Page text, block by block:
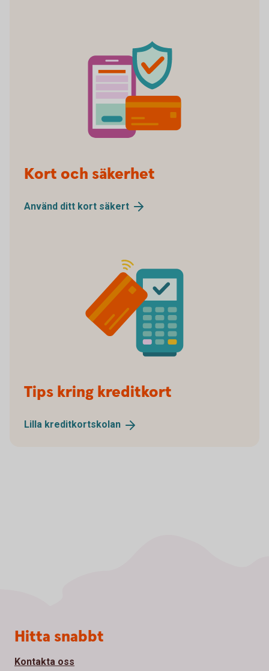
Kort och säkerhet
Använd ditt kort säkert
Tips kring kreditkort
Lilla kreditkortskolan
Sidfot
Hitta snabbt
Kontakta oss